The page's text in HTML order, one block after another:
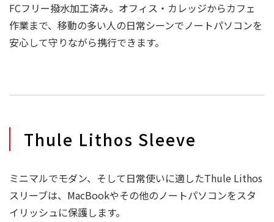
FCフリー撥水加工済み。オフィス・カレッジからカフェ
作業まで、移動の多い人の日常シーンでノートパソコンを
安心して守りながら携行できます。
Thule Lithos Sleeve
ミニマルでモダン、そして日常使いに適したThule Lithos
スリーブは、MacBookやその他のノートパソコンをスタ
イリッシュに保護します。